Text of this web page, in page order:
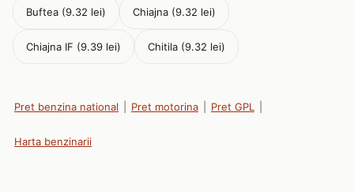
Buftea (9.32 lei) Chiajna (9.32 lei)
Chiajna IF (9.39 lei) Chitila (9.32 lei)
Pret benzina national Pret motorina Pret GPL
Harta benzinarii